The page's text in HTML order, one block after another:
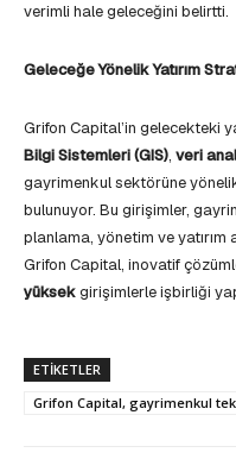
verimli hale geleceğini belirtti.
Geleceğe Yönelik Yatırım
Grifon Capital’in gelecekteki
Bilgi Sistemleri (GIS), veri
gayrimenkul sektörüne
bulunuyor. Bu girişimler,
planlama, yönetim ve
Grifon Capital, inovatif
yüksek girişimlerle işbirliği
ETIKETLER
Grifon Capital, gayrimenkul